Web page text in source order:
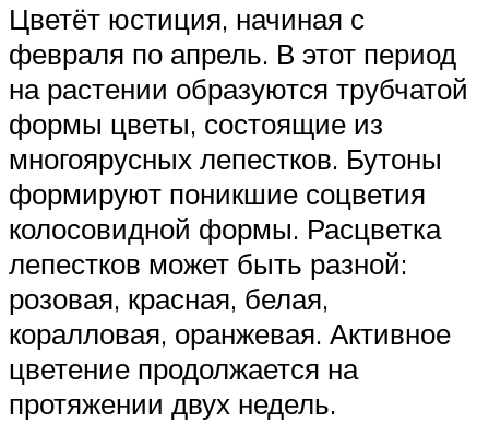
Цветёт юстиция, начиная с
февраля по апрель. В этот период
на растении образуются трубчатой
формы цветы, состоящие из
многоярусных лепестков. Бутоны
формируют поникшие соцветия
колосовидной формы. Расцветка
лепестков может быть разной:
розовая, красная, белая,
коралловая, оранжевая. Активное
цветение продолжается на
протяжении двух недель.